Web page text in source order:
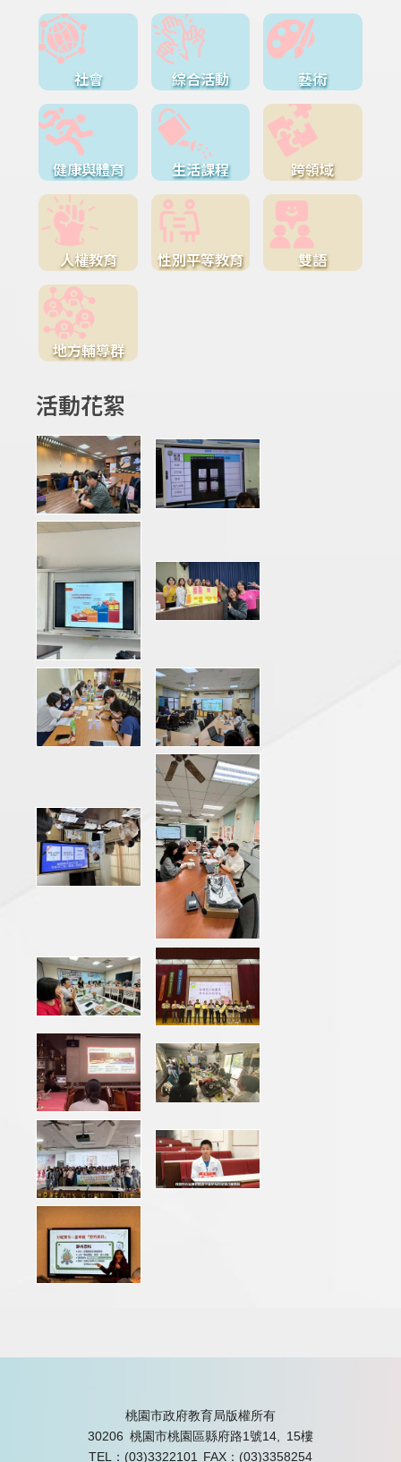
社會 綜合活動 藝術
健康與體育 生活課程 跨領域
人權教育 性別平等教育 雙語
地方輔導群
活動花絮
桃園市政府教育局版權所有
30206 桃園市桃園區縣府路1號14, 15樓
TEL：(03)3322101
FAX：(03)3358254